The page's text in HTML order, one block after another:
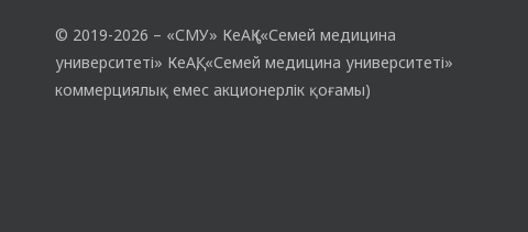
© 2019-2026 – «СМУ» КеАҚ («Семей медицина
университеті» КеАҚ, «Семей медицина университеті»
коммерциялық емес акционерлік қоғамы)